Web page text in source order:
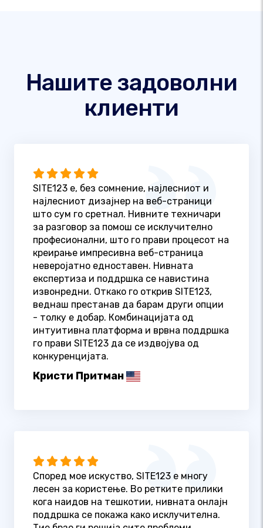
Нашите задоволни
клиенти
SITE123 е, без сомнение, најлесниот и
најлесниот дизајнер на веб-страници
што сум го сретнал. Нивните техничари
за разговор за помош се исклучително
професионални, што го прави процесот на
креирање импресивна веб-страница
неверојатно едноставен. Нивната
експертиза и поддршка се навистина
извонредни. Откако го открив SITE123,
веднаш престанав да барам други опции
- толку е добар. Комбинацијата од
интуитивна платформа и врвна поддршка
го прави SITE123 да се издвојува од
конкуренцијата.
Кристи Притман
Според мое искуство, SITE123 е многу
лесен за користење. Во ретките прилики
кога наидов на тешкотии, нивната онлајн
поддршка се покажа како исклучителна.